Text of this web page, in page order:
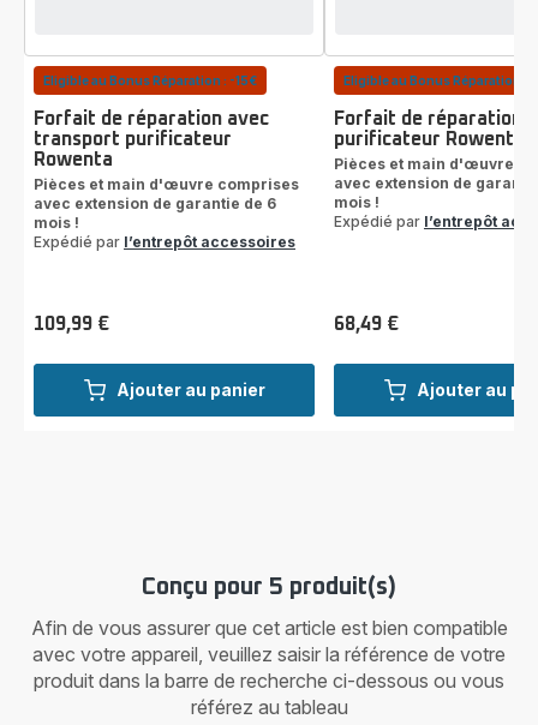
Ajouter au panier
Eligible au Bonus Réparation : -15€
Forfait de réparation avec
transport purificateur
Rowenta
Pièces et main d'œuvre comprises
avec extension de garantie de 6
mois !
Expédié par l’entrepôt accessoires
Prix
109,99 €
Ajouter au
Eligible au Bonus Réparation : -
Forfait de réparation
purificateur Rowenta
Pièces et main d'œuvre
avec extension de
mois !
Expédié par l’entrepôt
Prix
68,49 €
Conçu pour 5 produit(s)
Afin de vous assurer que cet article est bien compatible
avec votre appareil, veuillez saisir la référence de votre
produit dans la barre de recherche ci-dessous ou vous
référez au tableau